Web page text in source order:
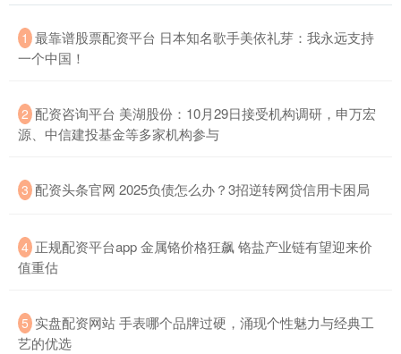
1 ​最靠谱股票配资平台 日本知名歌手美依礼芽：我永远支持
一个中国！
2 ​配资咨询平台 美湖股份：10月29日接受机构调研，申万宏
源、中信建投基金等多家机构参与
3 ​配资头条官网 2025负债怎么办？3招逆转网贷信用卡困局
4 ​正规配资平台app 金属铬价格狂飙 铬盐产业链有望迎来价
值重估
5 ​实盘配资网站 手表哪个品牌过硬，涌现个性魅力与经典工
艺的优选